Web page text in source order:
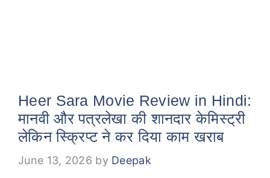
Heer Sara Movie Review in Hindi:
मानवी और पत्रलेखा की शानदार केमिस्ट्री
लेकिन स्क्रिप्ट ने कर दिया काम खराब
June 13, 2026 by Deepak